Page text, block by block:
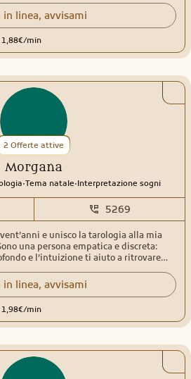
anche di numerologia, interpretazione
veggenza su fotografia Utilizzo diversi
conferme mirate. Eseguo anche
a distanza per la rimozione dei blocchi
e i problemi che porta con un sorriso
troverete solamente una cartomante
di supportarvi e aiutarvi ad avere
cercate.Sono qui per voi.
in linea, avvisami
1,88€/min
2 Offerte attive
Morgana
.Tema natale.Interpretazione sogni
5269
e unisco la tarologia alla mia
una persona empatica e discreta:
e l’intuizione ti aiuto a ritrovare
illuminano ciò che sta accadendo ora,
e mostrano l’energia che si sta
quella che permette di fare scelte più
non è chiaro, ti guiderò con domande
senza giudizio, dove capire emozioni,
e tutto ciò che sta cercando di
nella tua vita
in linea, avvisami
1,98€/min